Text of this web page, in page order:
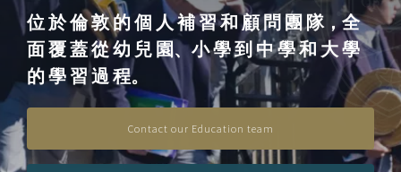
位 於 倫 敦 的 個 人 補 習 和 顧 問 團 隊，全
面 覆 蓋 從 幼 兒 園、小 學 到 中 學 和 大 學
的 學 習 過 程。
Contact our Education team